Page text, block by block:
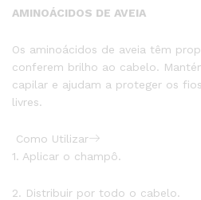
AMINOÁCIDOS DE AVEIA
Os aminoácidos de aveia têm
conferem brilho ao cabelo.
capilar e ajudam a proteger os
livres.
Como Utilizar
1. Aplicar o champô.
2. Distribuir por todo o cabelo.